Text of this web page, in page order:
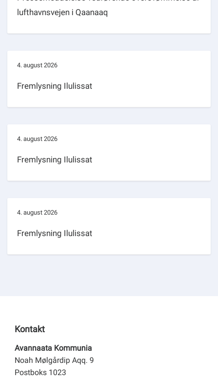
lufthavnsvejen i Qaanaaq
4. august 2026
Fremlysning Ilulissat
4. august 2026
Fremlysning Ilulissat
4. august 2026
Fremlysning Ilulissat
Kontakt
Avannaata Kommunia
Noah Mølgårdip Aqq. 9
Postboks 1023